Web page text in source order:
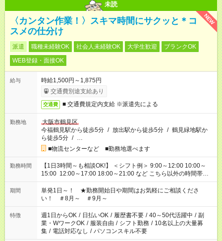
未読
NEW
〈カンタン作業！〉スキマ時間にサクッと＊コ
スメの仕分け
派遣 職種未経験OK 社会人未経験OK 大学生歓迎
ブランクOK
WEB登録・面接OK
給与
時給1,500円～1,875円
交通費別途支給あり
交通費 ■ 交通費規定内支給 ※派遣先による
勤務地
大阪市鶴見区
今福鶴見駅から徒歩5分 / 放出駅から徒歩5分 / 鶴見緑地駅か
ら徒歩5分 / …
■物流センターなど ■勤務地選べます
勤務時間
【1日3時間～も相談OK!】 ＜シフト例＞ 9:00～12:00 10:00～
15:00 12:00～17:00 18:00～21:00 など こちら以外の時間帯も
お気軽にご相談ください！
期間
単発1日～！ ★勤務開始日や期間はお気軽にご相談くださ
い！ ＃8月～ ＃9月～
特徴 週1日からOK / 日払いOK / 履歴書不要 / 40～50代活躍中 / 副
業・WワークOK / 服装自由 / シフト勤務 / 10名以上の大量募
集 / 電話対応なし / パソコンスキル不要